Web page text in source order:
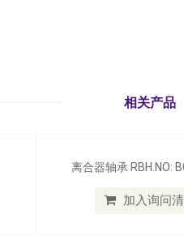
相关产品
离合器轴承 RBH.NO:
加入询问